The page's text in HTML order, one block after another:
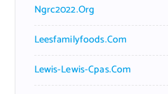
Ngrc2022.org
Leesfamilyfoods.com
Lewis-Lewis-Cpas.com